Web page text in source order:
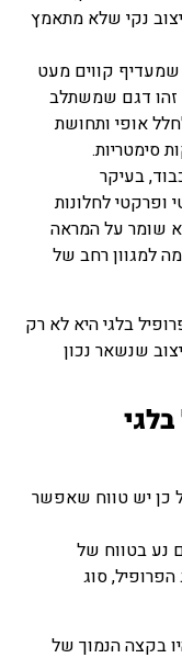
נקי שלא מתאמץ
קווים מעט
דגם שמשתלב
אופי ותחושת
בעיקר
לחלונות
שומר על המראה
רחב של
בלגי היא לא רק
שנשאר נכון
יש טווח שאפשר
בטווח של
סוג
הנמוך של